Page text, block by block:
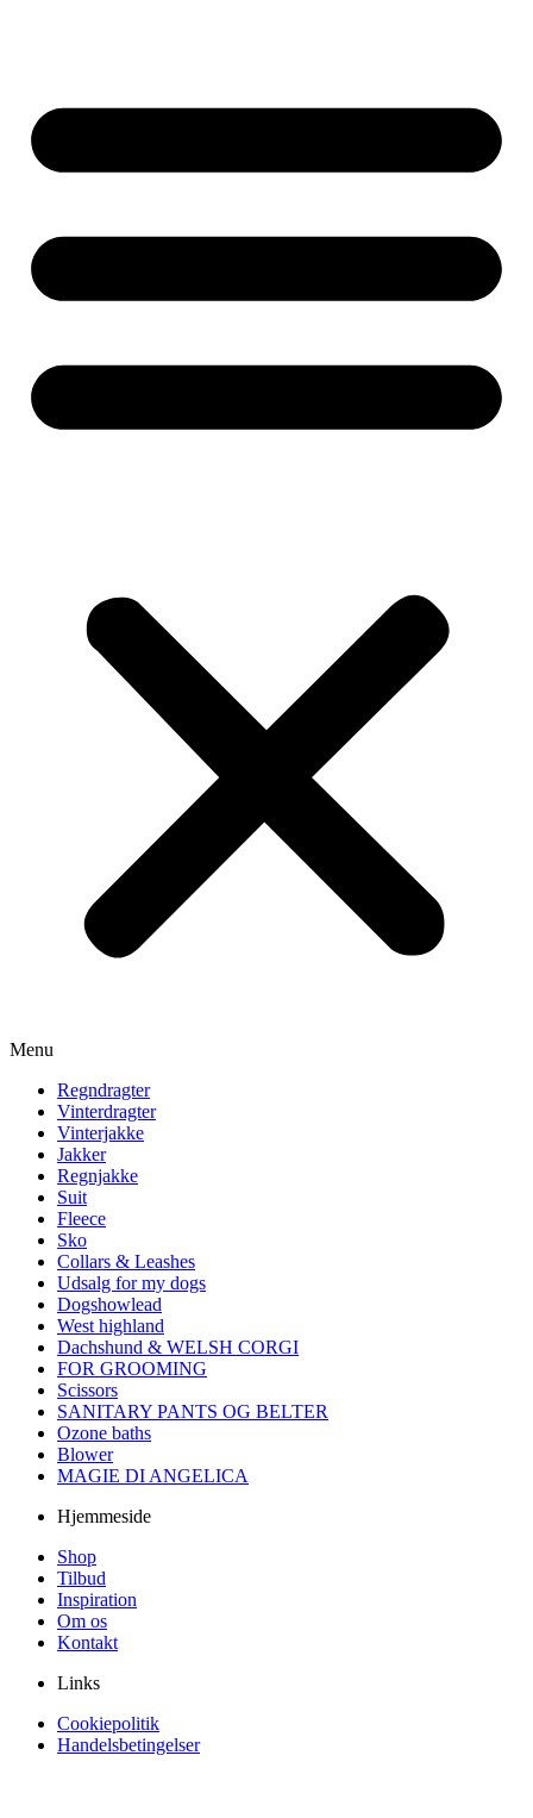
Menu
Regndragter
Vinterdragter
Vinterjakke
Jakker
Regnjakke
Suit
Fleece
Sko
Collars & Leashes
Udsalg for my dogs
Dogshowlead
West highland
Dachshund & WELSH CORGI
FOR GROOMING
Scissors
SANITARY PANTS OG BELTER
Ozone baths
Blower
MAGIE DI ANGELICA
Hjemmeside
Shop
Tilbud
Inspiration
Om os
Kontakt
Links
Cookiepolitik
Handelsbetingelser